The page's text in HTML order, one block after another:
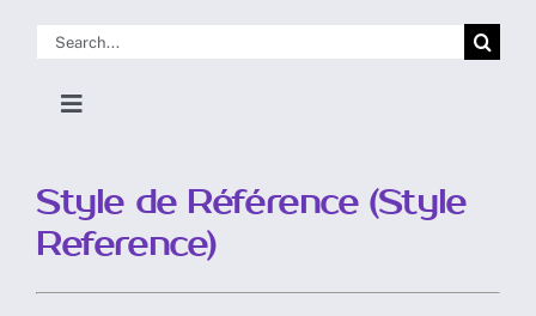
Search
Toggle
Pour commencer
Style de Référence (Style
Reference)